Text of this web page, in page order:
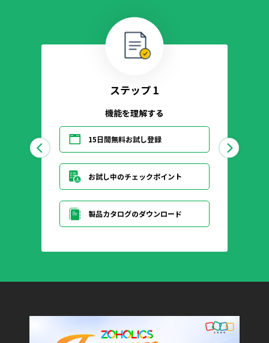
ステップ 1
機能を理解する
15日間無料お試し登録
お試し中のチェックポイント
製品カタログのダウンロード